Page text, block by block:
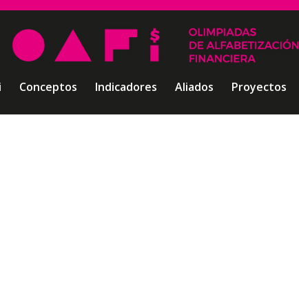
Conceptos Indicadores Aliados Proyectos